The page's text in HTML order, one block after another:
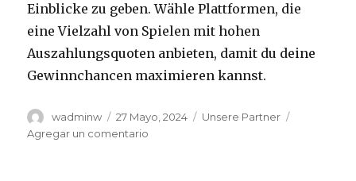
Einblicke zu geben. Wähle Plattformen, die
eine Vielzahl von Spielen mit hohen
Auszahlungsquoten anbieten, damit du deine
Gewinnchancen maximieren kannst.
Autor
wadminw
Publicado
el
27 Mayo, 2024 Categorías
Unsere Partner
Agregar un comentario